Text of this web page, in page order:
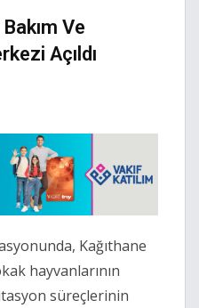
Ve
Açıldı
Kağıthane
hayvanlarının
süreçlerinin